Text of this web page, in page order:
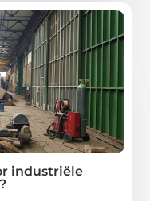
industriële